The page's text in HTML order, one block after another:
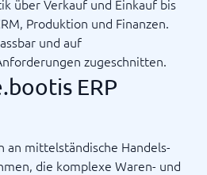
über Verkauf und Einkauf bis
Produktion und Finanzen.
und auf
zugeschnitten.
ERP
an mittelständische Handels-
die komplexe Waren- und